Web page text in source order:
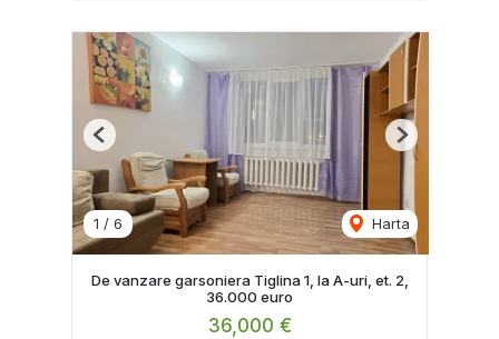
1 / 6 Harta
Previous Next
De vanzare garsoniera Tiglina 1, la A-uri, et. 2,
36.000 euro
36,000 €